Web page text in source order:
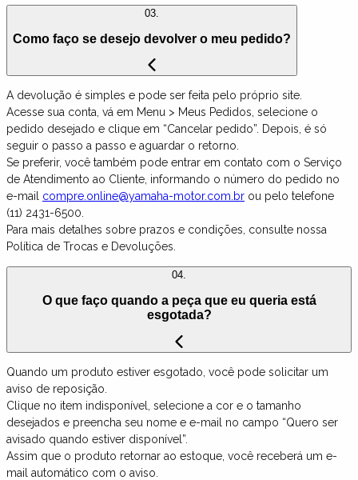
03.
Como faço se desejo devolver o meu pedido?
A devolução é simples e pode ser feita pelo próprio site.
Acesse sua conta, vá em Menu > Meus Pedidos, selecione o
pedido desejado e clique em “Cancelar pedido”. Depois, é só
seguir o passo a passo e aguardar o retorno.
Se preferir, você também pode entrar em contato com o Serviço
de Atendimento ao Cliente, informando o número do pedido no
e-mail compre.online@yamaha-motor.com.br ou pelo telefone
(11) 2431-6500.
Para mais detalhes sobre prazos e condições, consulte nossa
Política de Trocas e Devoluções.
04.
O que faço quando a peça que eu queria está
esgotada?
Quando um produto estiver esgotado, você pode solicitar um
aviso de reposição.
Clique no item indisponível, selecione a cor e o tamanho
desejados e preencha seu nome e e-mail no campo “Quero ser
avisado quando estiver disponível”.
Assim que o produto retornar ao estoque, você receberá um e-
mail automático com o aviso.